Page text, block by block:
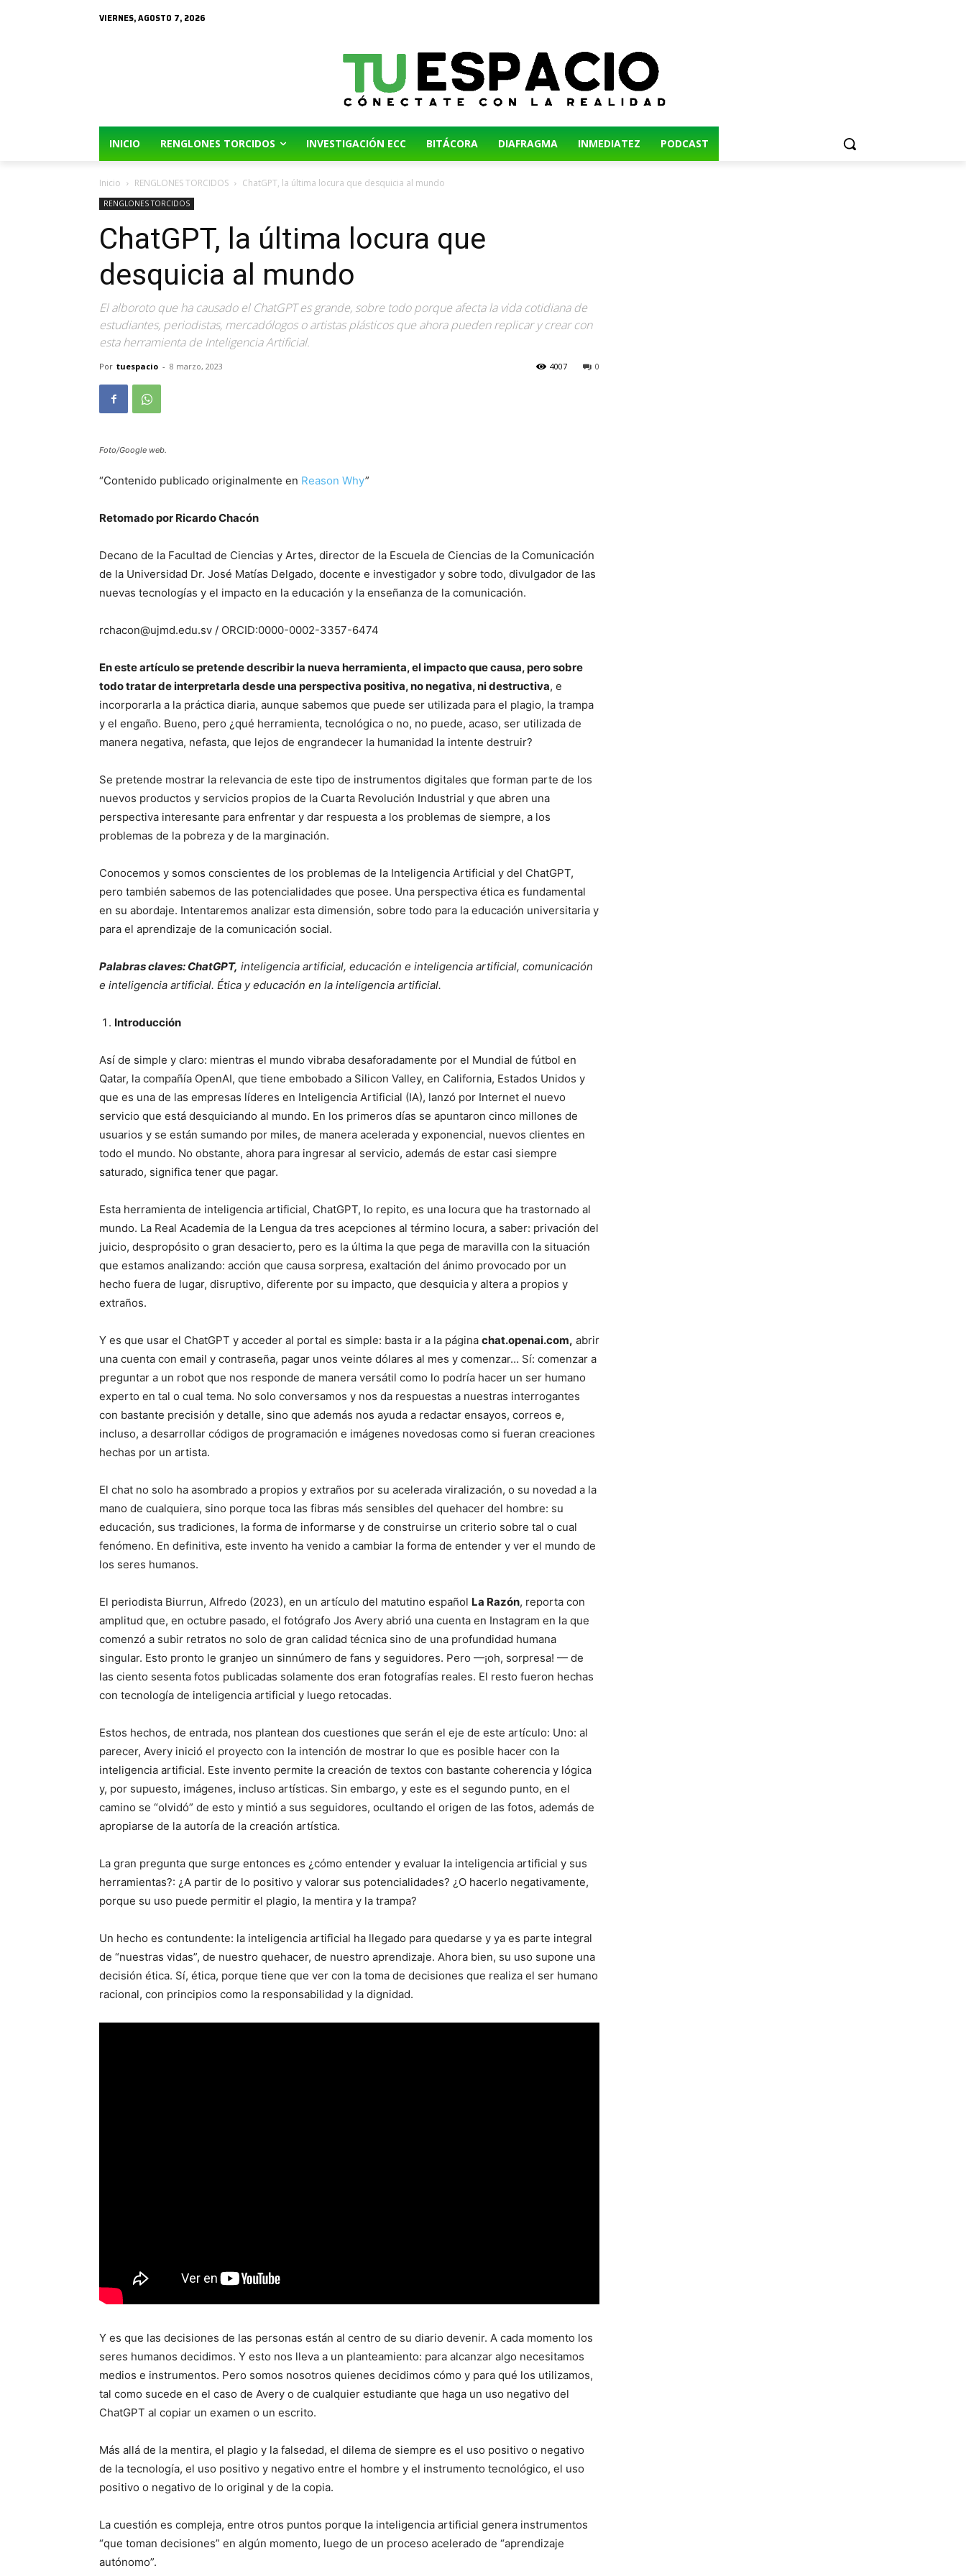
VIERNES, AGOSTO 7, 2026
INICIO RENGLONES TORCIDOS INVESTIGACIÓN ECC BITÁCORA DIAFRAGMA INMEDIATEZ PODCAST
Inicio RENGLONES TORCIDOS ChatGPT, la última locura que desquicia al mundo
RENGLONES TORCIDOS
ChatGPT, la última locura que
desquicia al mundo
El alboroto que ha causado el ChatGPT es grande, sobre todo porque afecta la vida cotidiana de
estudiantes, periodistas, mercadólogos o artistas plásticos que ahora pueden replicar y crear con
esta herramienta de Inteligencia Artificial.
Por tuespacio - 8 marzo, 2023 0
4007
Foto/Google web.
“Contenido publicado originalmente en Reason Why”
Retomado por Ricardo Chacón
Decano de la Facultad de Ciencias y Artes, director de la Escuela de Ciencias de la Comunicación
de la Universidad Dr. José Matías Delgado, docente e investigador y sobre todo, divulgador de las
nuevas tecnologías y el impacto en la educación y la enseñanza de la comunicación.
rchacon@ujmd.edu.sv / ORCID:0000-0002-3357-6474
En este artículo se pretende describir la nueva herramienta, el impacto que causa, pero sobre
todo tratar de interpretarla desde una perspectiva positiva, no negativa, ni destructiva, e
incorporarla a la práctica diaria, aunque sabemos que puede ser utilizada para el plagio, la trampa
y el engaño. Bueno, pero ¿qué herramienta, tecnológica o no, no puede, acaso, ser utilizada de
manera negativa, nefasta, que lejos de engrandecer la humanidad la intente destruir?
Se pretende mostrar la relevancia de este tipo de instrumentos digitales que forman parte de los
nuevos productos y servicios propios de la Cuarta Revolución Industrial y que abren una
perspectiva interesante para enfrentar y dar respuesta a los problemas de siempre, a los
problemas de la pobreza y de la marginación.
Conocemos y somos conscientes de los problemas de la Inteligencia Artificial y del ChatGPT,
pero también sabemos de las potencialidades que posee. Una perspectiva ética es fundamental
en su abordaje. Intentaremos analizar esta dimensión, sobre todo para la educación universitaria y
para el aprendizaje de la comunicación social.
Palabras claves: ChatGPT, inteligencia artificial, educación e inteligencia artificial, comunicación
e inteligencia artificial. Ética y educación en la inteligencia artificial.
Introducción
Así de simple y claro: mientras el mundo vibraba desaforadamente por el Mundial de fútbol en
Qatar, la compañía OpenAI, que tiene embobado a Silicon Valley, en California, Estados Unidos y
que es una de las empresas líderes en Inteligencia Artificial (IA), lanzó por Internet el nuevo
servicio que está desquiciando al mundo. En los primeros días se apuntaron cinco millones de
usuarios y se están sumando por miles, de manera acelerada y exponencial, nuevos clientes en
todo el mundo. No obstante, ahora para ingresar al servicio, además de estar casi siempre
saturado, significa tener que pagar.
Esta herramienta de inteligencia artificial, ChatGPT, lo repito, es una locura que ha trastornado al
mundo. La Real Academia de la Lengua da tres acepciones al término locura, a saber: privación del
juicio, despropósito o gran desacierto, pero es la última la que pega de maravilla con la situación
que estamos analizando: acción que causa sorpresa, exaltación del ánimo provocado por un
hecho fuera de lugar, disruptivo, diferente por su impacto, que desquicia y altera a propios y
extraños.
Y es que usar el ChatGPT y acceder al portal es simple: basta ir a la página chat.openai.com, abrir
una cuenta con email y contraseña, pagar unos veinte dólares al mes y comenzar… Sí: comenzar a
preguntar a un robot que nos responde de manera versátil como lo podría hacer un ser humano
experto en tal o cual tema. No solo conversamos y nos da respuestas a nuestras interrogantes
con bastante precisión y detalle, sino que además nos ayuda a redactar ensayos, correos e,
incluso, a desarrollar códigos de programación e imágenes novedosas como si fueran creaciones
hechas por un artista.
El chat no solo ha asombrado a propios y extraños por su acelerada viralización, o su novedad a la
mano de cualquiera, sino porque toca las fibras más sensibles del quehacer del hombre: su
educación, sus tradiciones, la forma de informarse y de construirse un criterio sobre tal o cual
fenómeno. En definitiva, este invento ha venido a cambiar la forma de entender y ver el mundo de
los seres humanos.
El periodista Biurrun, Alfredo (2023), en un artículo del matutino español La Razón, reporta con
amplitud que, en octubre pasado, el fotógrafo Jos Avery abrió una cuenta en Instagram en la que
comenzó a subir retratos no solo de gran calidad técnica sino de una profundidad humana
singular. Esto pronto le granjeo un sinnúmero de fans y seguidores. Pero —¡oh, sorpresa! — de
las ciento sesenta fotos publicadas solamente dos eran fotografías reales. El resto fueron hechas
con tecnología de inteligencia artificial y luego retocadas.
Estos hechos, de entrada, nos plantean dos cuestiones que serán el eje de este artículo: Uno: al
parecer, Avery inició el proyecto con la intención de mostrar lo que es posible hacer con la
inteligencia artificial. Este invento permite la creación de textos con bastante coherencia y lógica
y, por supuesto, imágenes, incluso artísticas. Sin embargo, y este es el segundo punto, en el
camino se “olvidó” de esto y mintió a sus seguidores, ocultando el origen de las fotos, además de
apropiarse de la autoría de la creación artística.
La gran pregunta que surge entonces es ¿cómo entender y evaluar la inteligencia artificial y sus
herramientas?: ¿A partir de lo positivo y valorar sus potencialidades? ¿O hacerlo negativamente,
porque su uso puede permitir el plagio, la mentira y la trampa?
Un hecho es contundente: la inteligencia artificial ha llegado para quedarse y ya es parte integral
de “nuestras vidas”, de nuestro quehacer, de nuestro aprendizaje. Ahora bien, su uso supone una
decisión ética. Sí, ética, porque tiene que ver con la toma de decisiones que realiza el ser humano
racional, con principios como la responsabilidad y la dignidad.
Y es que las decisiones de las personas están al centro de su diario devenir. A cada momento los
seres humanos decidimos. Y esto nos lleva a un planteamiento: para alcanzar algo necesitamos
medios e instrumentos. Pero somos nosotros quienes decidimos cómo y para qué los utilizamos,
tal como sucede en el caso de Avery o de cualquier estudiante que haga un uso negativo del
ChatGPT al copiar un examen o un escrito.
Más allá de la mentira, el plagio y la falsedad, el dilema de siempre es el uso positivo o negativo
de la tecnología, el uso positivo y negativo entre el hombre y el instrumento tecnológico, el uso
positivo o negativo de lo original y de la copia.
La cuestión es compleja, entre otros puntos porque la inteligencia artificial genera instrumentos
“que toman decisiones” en algún momento, luego de un proceso acelerado de “aprendizaje
autónomo”.